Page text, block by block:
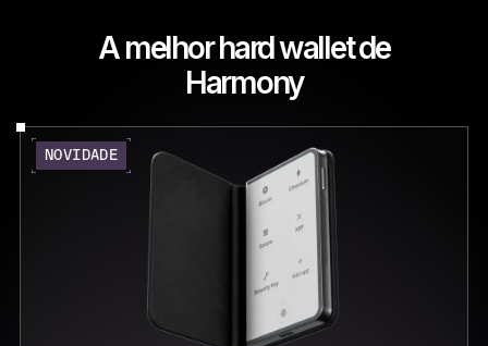
A melhor hard wallet de
Harmony
NOVIDADE